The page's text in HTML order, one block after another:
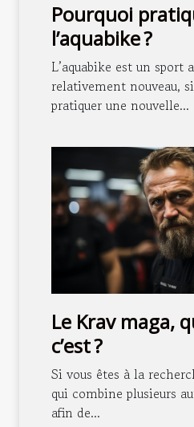
Pourquoi
l’aquabike ?
L’aquabike est un sport
relativement nouveau,
pratiquer une nouvelle...
Le Krav maga,
c’est ?
Si vous êtes à la
qui combine plusieurs
afin de...